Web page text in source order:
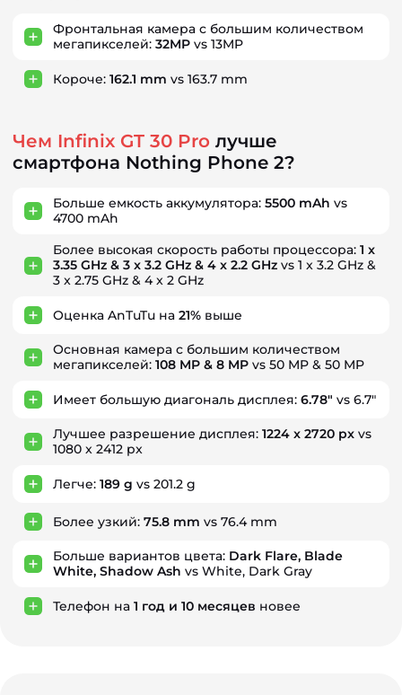
Фронтальная камера с большим количеством
мегапикселей: 32MP vs 13MP
Короче: 162.1 mm vs 163.7 mm
Чем Infinix GT 30 Pro лучше
смартфона Nothing Phone 2?
Больше емкость аккумулятора: 5500 mAh vs
4700 mAh
Более высокая скорость работы процессора: 1 x
3.35 GHz & 3 x 3.2 GHz & 4 x 2.2 GHz vs 1 x 3.2 GHz &
3 x 2.75 GHz & 4 x 2 GHz
Оценка AnTuTu на 21% выше
Основная камера с большим количеством
мегапикселей: 108 MP & 8 MP vs 50 MP & 50 MP
Имеет большую диагональ дисплея: 6.78" vs 6.7"
Лучшее разрешение дисплея: 1224 x 2720 px vs
1080 x 2412 px
Легче: 189 g vs 201.2 g
Более узкий: 75.8 mm vs 76.4 mm
Больше вариантов цвета: Dark Flare, Blade
White, Shadow Ash vs White, Dark Gray
Телефон на 1 год и 10 месяцев новее